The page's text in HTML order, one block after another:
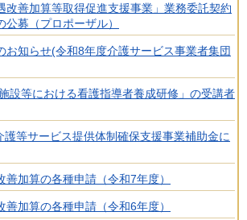
改善加算等取得促進支援事業」業務委託契約
公募（プロポーザル）
お知らせ(令和8年度介護サービス事業者集団
設等における看護指導者養成研修」の受講者
護等サービス提供体制確保支援事業補助金に
善加算の各種申請（令和7年度）
善加算の各種申請（令和6年度）